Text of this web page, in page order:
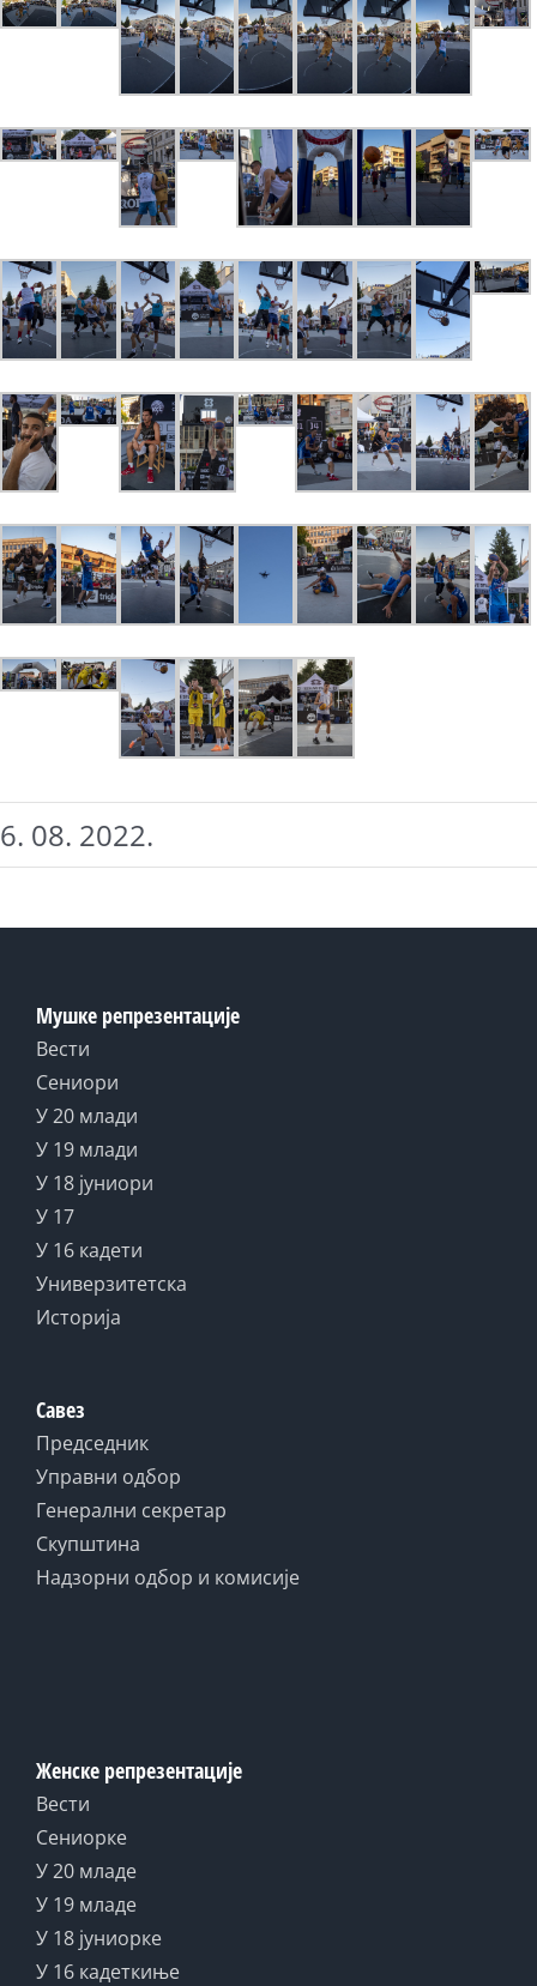
6. 08. 2022.
Мушке репрезентације
Вести
Сениори
У 20 млади
У 19 млади
У 18 јуниори
У 17
У 16 кадети
Универзитетска
Историја
Савез
Председник
Управни одбор
Генерални секретар
Скупштина
Надзорни одбор и комисије
Женске репрезентације
Вести
Сениорке
У 20 младе
У 19 младе
У 18 јуниорке
У 16 кадеткиње